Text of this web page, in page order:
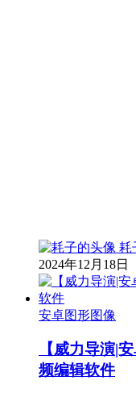
耗
2024年12月18日
安卓图形图像
【威力导演|
频编辑软件